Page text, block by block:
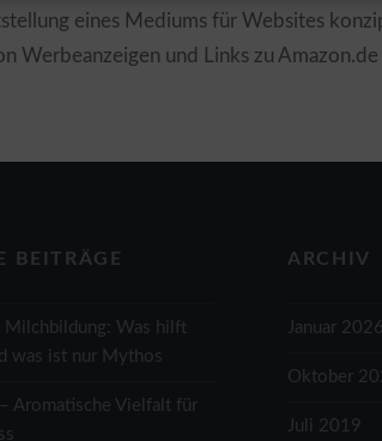
eines Mediums für Websites
Werbeanzeigen und Links zu
BEITRÄGE
Was hilft
was ist nur Mythos
Aromatische Vielfalt für
ARCHIV
Januar 2026
Oktober
Juli 2019